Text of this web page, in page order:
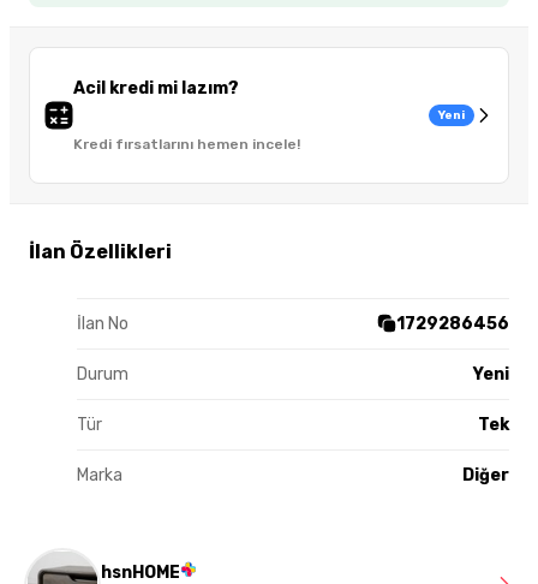
Acil kredi mi lazım?
Kredi fırsatlarını hemen incele!
Yeni
İlan Özellikleri
İlan No 1729286456
Durum Yeni
Tür Tek
Marka Diğer
hsnHOME